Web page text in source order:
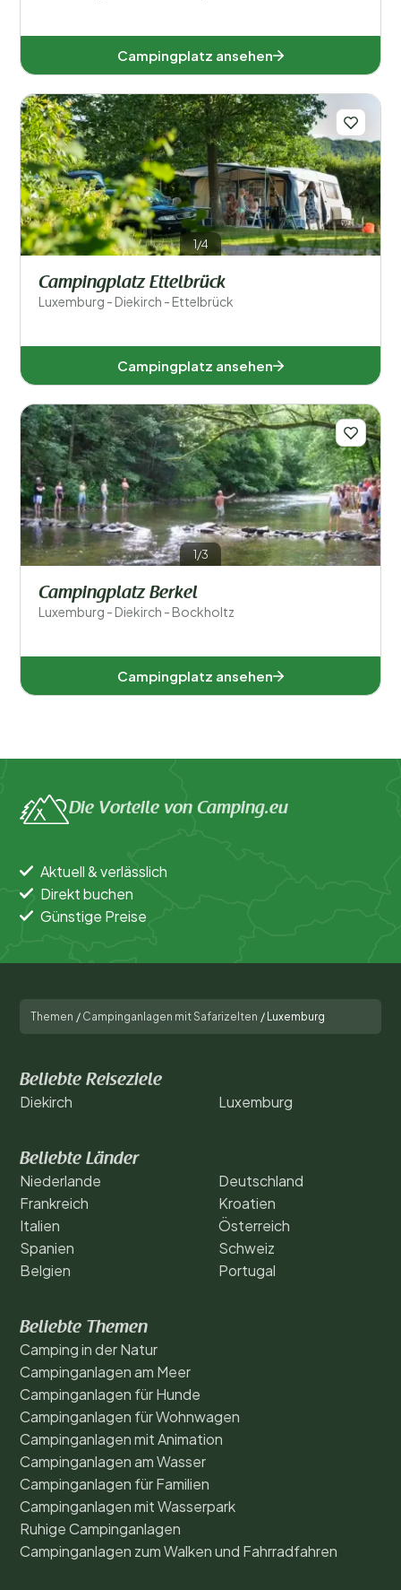
Campingplatz ansehen
1/4
Campingplatz Ettelbrück
Luxemburg - Diekirch - Ettelbrück
Campingplatz ansehen
1/3
Campingplatz Berkel
Luxemburg - Diekirch - Bockholtz
Campingplatz ansehen
Die Vorteile von Camping.eu
Aktuell & verlässlich
Direkt buchen
Günstige Preise
Themen / Campinganlagen mit Safarizelten / Luxemburg
Beliebte Reiseziele
Diekirch Luxemburg
Beliebte Länder
Niederlande
Frankreich
Italien
Spanien
Belgien
Deutschland
Kroatien
Österreich
Schweiz
Portugal
Beliebte Themen
Camping in der Natur
Campinganlagen am Meer
Campinganlagen für Hunde
Campinganlagen für Wohnwagen
Campinganlagen mit Animation
Campinganlagen am Wasser
Campinganlagen für Familien
Campinganlagen mit Wasserpark
Ruhige Campinganlagen
Campinganlagen zum Walken und Fahrradfahren